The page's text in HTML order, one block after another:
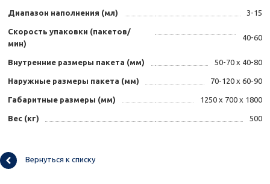
Диапазон наполнения (мл) 3-15
Скорость упаковки (пакетов/
мин)
40-60
Внутренние размеры пакета (мм) 50-70 х 40-80
Наружные размеры пакета (мм) 70-120 х 60-90
Габаритные размеры (мм) 1250 х 700 х 1800
Вес (кг) 500
Вернуться к списку